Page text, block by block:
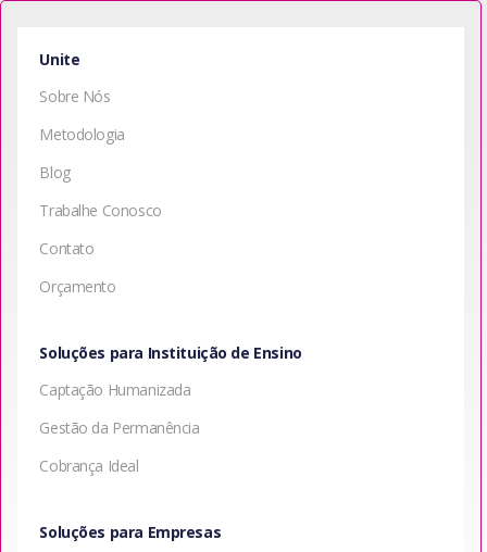
Unite
Sobre Nós
Metodologia
Blog
Trabalhe Conosco
Contato
Orçamento
Soluções para Instituição de Ensino
Captação Humanizada
Gestão da Permanência
Cobrança Ideal
Soluções para Empresas